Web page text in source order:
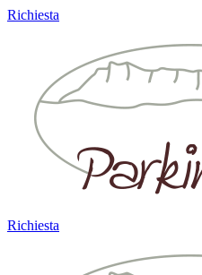
Richiesta
Richiesta